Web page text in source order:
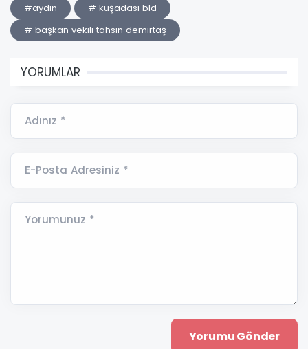
#aydın
# kuşadası bld
# başkan vekili tahsin demirtaş
YORUMLAR
Adınız *
E-Posta Adresiniz *
Yorumunuz *